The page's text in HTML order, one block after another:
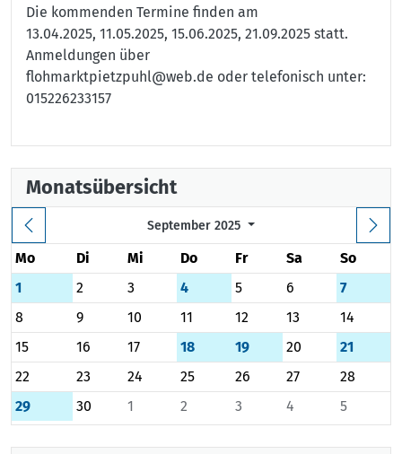
Die kommenden Termine finden am
13.04.2025, 11.05.2025, 15.06.2025, 21.09.2025 statt.
Anmeldungen über
flohmarktpietzpuhl@web.de oder telefonisch unter:
015226233157
Monatsübersicht
September 2025
Mo Di Mi Do Fr Sa
So
1
2 3 4 5 6
7
8
9 10 11 12 13
14
15
16 17 18 19 20
21
22
23 24 25 26 27
28
29
30 1 2 3 4 5